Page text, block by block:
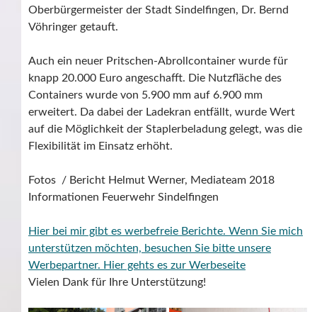
Oberbürgermeister der Stadt Sindelfingen, Dr. Bernd
Vöhringer getauft.
Auch ein neuer Pritschen-Abrollcontainer wurde für
knapp 20.000 Euro angeschafft. Die Nutzfläche des
Containers wurde von 5.900 mm auf 6.900 mm
erweitert. Da dabei der Ladekran entfällt, wurde Wert
auf die Möglichkeit der Staplerbeladung gelegt, was die
Flexibilität im Einsatz erhöht.
Fotos / Bericht Helmut Werner, Mediateam 2018
Informationen Feuerwehr Sindelfingen
Hier bei mir gibt es werbefreie Berichte. Wenn Sie mich
unterstützen möchten, besuchen Sie bitte unsere
Werbepartner. Hier gehts es zur Werbeseite
Vielen Dank für Ihre Unterstützung!